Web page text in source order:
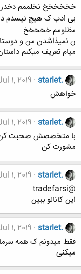
خخخخخخ نخلممم دخدر
بی ادب ک هیچ نیسدم
مظلومم خخخخخ
ن نمیذاشدن من و
میام تعریف میکنم
starlet.
1, 2019
خواهش
starlet.
1, 2019
با متخصصش صحبت کن.
مشورت کن
starlet.
1, 2019
@tradefarsi
این کانالو ببین
starlet.
1, 2019
فقط میدونم ک همه
میکنی